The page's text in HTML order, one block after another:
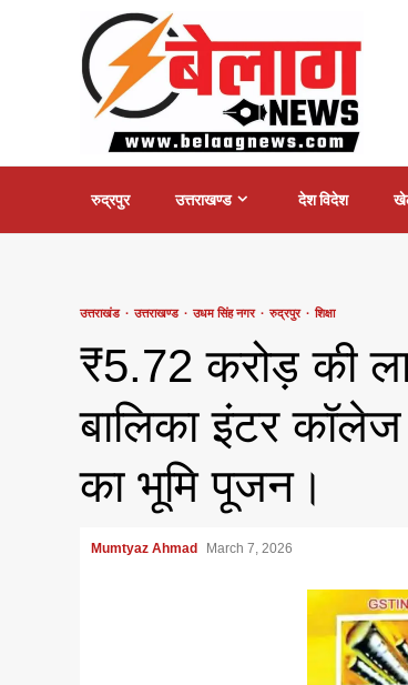
रुद्रपुर उत्तराखण्ड देश विदेश
उत्तराखंड उत्तराखण्ड उधम सिंह नगर रुद्रपुर शिक्षा
₹5.72 करोड़ की
बालिका इंटर कॉलेज
का भूमि पूजन।
Mumtyaz Ahmad March 7, 2026